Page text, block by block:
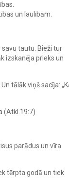
un laulībām.
tautu. Bieži tur
izskanēja prieks un
tālāk viņš sacīja:
(Atkl.19:7)
parādus un vīra
tērpta godā un tiek